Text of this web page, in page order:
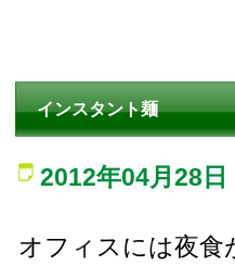
インスタント麺
2012年04月28日
オフィスには夜食